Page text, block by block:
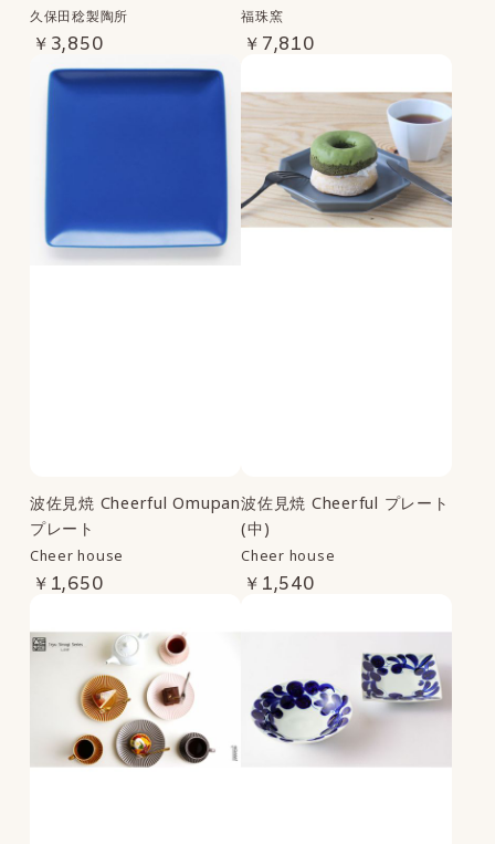
久保田稔製陶所
￥3,850
福珠窯
￥7,810
波佐見焼 Cheerful Omupan
プレート
Cheer house
￥1,650
波佐見焼 Cheerful プレート
(中)
Cheer house
￥1,540